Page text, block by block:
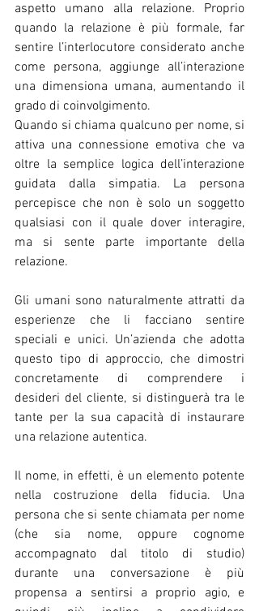
aspetto umano alla relazione. Proprio
quando la relazione è più formale, far
sentire l’interlocutore considerato anche
come persona, aggiunge all’interazione
una dimensiona umana, aumentando il
grado di coinvolgimento.
Quando si chiama qualcuno per nome, si
attiva una connessione emotiva che va
oltre la semplice logica dell’interazione
guidata dalla simpatia. La persona
percepisce che non è solo un soggetto
qualsiasi con il quale dover interagire,
ma si sente parte importante della
relazione.
Gli umani sono naturalmente attratti da
esperienze che li facciano sentire
speciali e unici. Un’azienda che adotta
questo tipo di approccio, che dimostri
concretamente di comprendere i
desideri del cliente, si distinguerà tra le
tante per la sua capacità di instaurare
una relazione autentica.
Il nome, in effetti, è un elemento potente
nella costruzione della fiducia. Una
persona che si sente chiamata per nome
(che sia nome, oppure cognome
accompagnato dal titolo di studio)
durante una conversazione è più
propensa a sentirsi a proprio agio, e